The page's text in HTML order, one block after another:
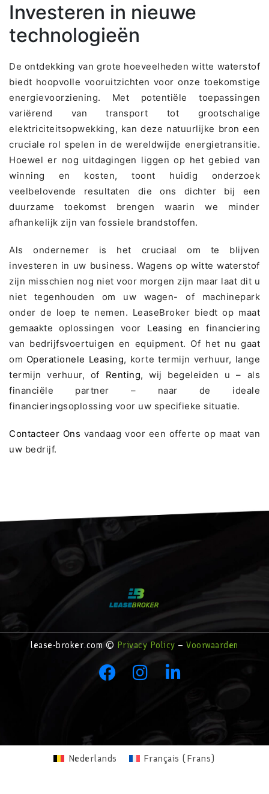
Investeren in nieuwe
technologieën
De ontdekking van grote hoeveelheden witte waterstof
biedt hoopvolle vooruitzichten voor onze toekomstige
energievoorziening. Met potentiële toepassingen
variërend van transport tot grootschalige
elektriciteitsopwekking, kan deze natuurlijke bron een
cruciale rol spelen in de wereldwijde energietransitie.
Hoewel er nog uitdagingen liggen op het gebied van
winning en kosten, toont huidig onderzoek
veelbelovende resultaten die ons dichter bij een
duurzame toekomst brengen waarin we minder
afhankelijk zijn van fossiele brandstoffen.
Als ondernemer is het cruciaal om te blijven
investeren in uw business. Wagens op witte waterstof
zijn misschien nog niet voor morgen zijn maar laat dit u
niet tegenhouden om uw wagen- of machinepark
onder de loep te nemen. LeaseBroker biedt op maat
gemaakte oplossingen voor Leasing en financiering
van bedrijfsvoertuigen en equipment. Of het nu gaat
om Operationele Leasing, korte termijn verhuur, lange
termijn verhuur, of Renting, wij begeleiden u – als
financiële partner – naar de ideale
financieringsoplossing voor uw specifieke situatie.
Contacteer Ons vandaag voor een offerte op maat van
uw bedrijf.
lease-broker.com © Privacy Policy –Voorwaarden
Nederlands Français ( Frans)